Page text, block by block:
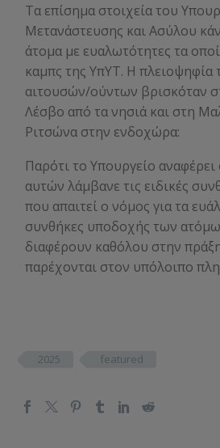
Τα επίσημα στοιχεία του
Μετανάστευσης και Ασύλου
άτομα με ευαλωτότητες τα
καμπς της ΥπΥΤ. Η
αιτουσών/ούντων βρισκόταν
Λέσβο από τα νησιά και στη
Ριτσώνα στην ενδοχώρα:
Παρότι το Υπουργείο
αυτών λάμβανε τις ειδικές
που απαιτεί ο νόμος για τα
συνθήκες υποδοχής των
διαφέρουν καθόλου στην
παρέχονται στον υπόλοιπο
2025 featured